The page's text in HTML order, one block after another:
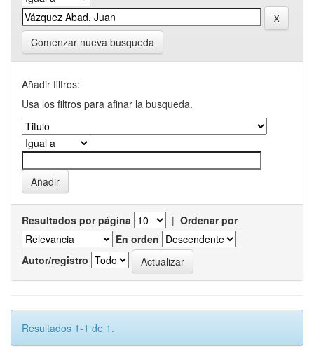
Comenzar nueva busqueda
Añadir filtros:
Usa los filtros para afinar la busqueda.
Resultados por página | Ordenar por
En orden
Autor/registro
Resultados 1-1 de 1.